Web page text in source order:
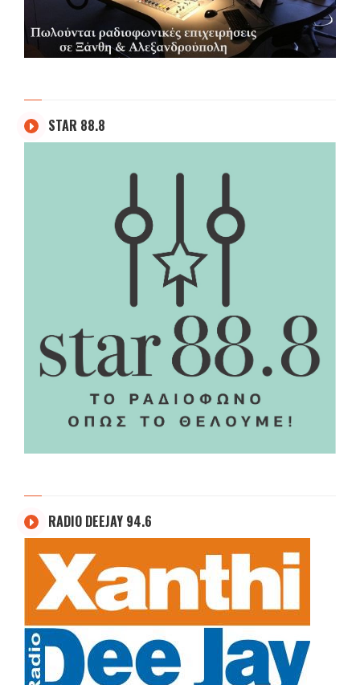
STAR 88.8
RADIO DEEJAY 94.6